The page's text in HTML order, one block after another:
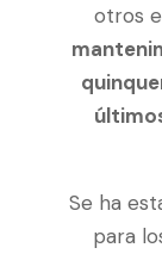
otros
Se ha
para